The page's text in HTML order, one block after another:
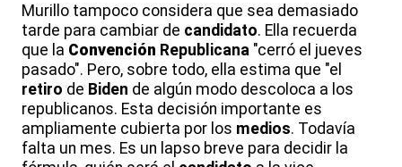
Murillo tampoco considera que sea demasiado
tarde para cambiar de candidato. Ella recuerda
que la Convención Republicana "cerró el jueves
pasado". Pero, sobre todo, ella estima que "el
retiro de Biden de algún modo descoloca a los
republicanos. Esta decisión importante es
ampliamente cubierta por los medios. Todavía
falta un mes. Es un lapso breve para decidir la